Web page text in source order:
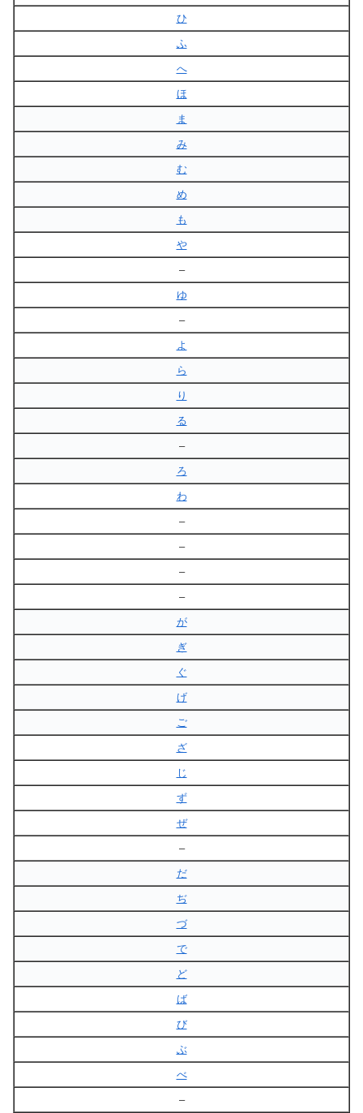
ひ
ふ
へ
ほ
ま
み
む
め
も
や
–
ゆ
–
よ
ら
り
る
–
ろ
わ
–
–
–
–
が
ぎ
ぐ
げ
ご
ざ
じ
ず
ぜ
–
だ
ぢ
づ
で
ど
ば
び
ぶ
べ
–